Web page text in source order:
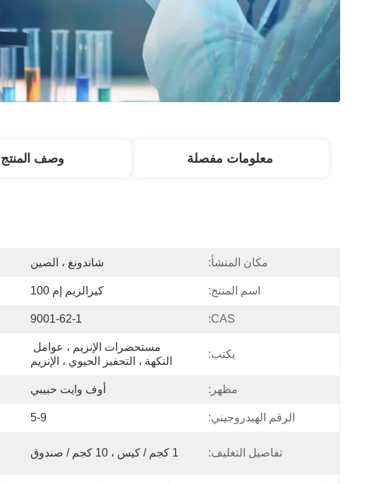
معلومات مفصلة وصف المنتج
مكان المنشأ: شاندونغ ، الصين
اسم المنتج: كيرالزيم إم 100
CAS:
9001-62-1
يكتب:
النكهة ، التحفيز الحيوي ، الإنزيم
مظهر: أوف وايت حبيبي
الرقم الهيدروجيني: 5-9
تفاصيل التغليف: 1 كجم / كيس ، 10 كجم / صندوق